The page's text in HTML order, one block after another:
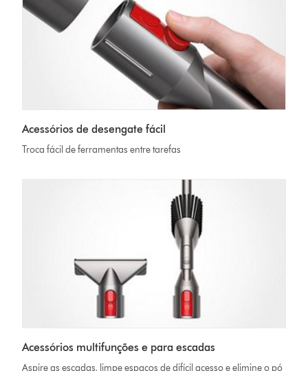
Acessórios de desengate fácil
Troca fácil de ferramentas entre tarefas
Acessórios multifunções e para escadas
Aspire as escadas, limpe espaços de difícil acesso e elimine o pó